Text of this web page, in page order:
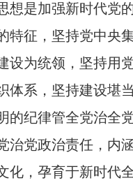
是加强新时代党
特征，坚持党中央
设为统领，坚持用
体系，坚持建设堪
的纪律管全党治全
治党政治责任，内
化，孕育于新时代